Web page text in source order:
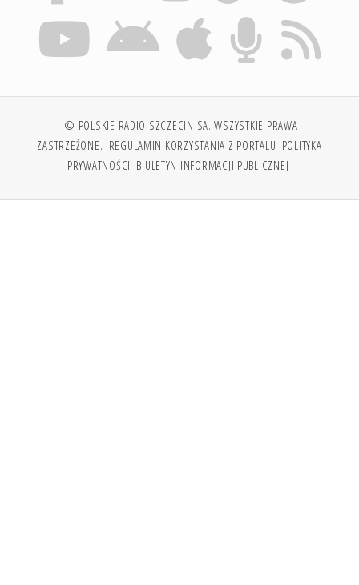
© POLSKIE RADIO SZCZECIN SA. WSZYSTKIE PRAWA
ZASTRZEŻONE. REGULAMIN KORZYSTANIA Z PORTALU POLITYKA
PRYWATNOŚCI BIULETYN INFORMACJI PUBLICZNEJ